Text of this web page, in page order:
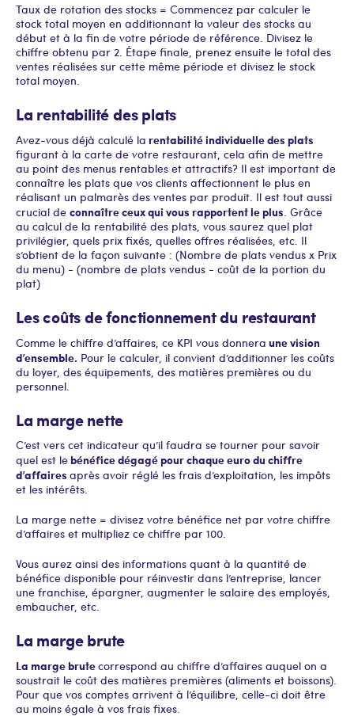
Taux de rotation des stocks = Commencez par calculer le
stock total moyen en additionnant la valeur des stocks au
début et à la fin de votre période de référence. Divisez le
chiffre obtenu par 2. Étape finale, prenez ensuite le total des
ventes réalisées sur cette même période et divisez le stock
total moyen.
La rentabilité des plats
Avez-vous déjà calculé la rentabilité individuelle des plats
figurant à la carte de votre restaurant, cela afin de mettre
au point des menus rentables et attractifs ? Il est important de
connaître les plats que vos clients affectionnent le plus en
réalisant un palmarès des ventes par produit. Il est tout aussi
crucial de connaître ceux qui vous rapportent le plus . Grâce
au calcul de la rentabilité des plats, vous saurez quel plat
privilégier, quels prix fixés, quelles offres réalisées, etc. Il
s’obtient de la façon suivante : (Nombre de plats vendus x Prix
du menu) - (nombre de plats vendus - coût de la portion du
plat)
Les coûts de fonctionnement du restaurant
Comme le chiffre d’affaires, ce KPI vous donnera une vision
d’ensemble. Pour le calculer, il convient d’additionner les coûts
du loyer, des équipements, des matières premières ou du
personnel.
La marge nette
C’est vers cet indicateur qu’il faudra se tourner pour savoir
quel est lebénéfice dégagé pour chaque euro du chiffre
d’affaires après avoir réglé les frais d’exploitation, les impôts
et les intérêts.
La marge nette = divisez votre bénéfice net par votre chiffre
d’affaires et multipliez ce chiffre par 100.
Vous aurez ainsi des informations quant à la quantité de
bénéfice disponible pour réinvestir dans l’entreprise, lancer
une franchise, épargner, augmenter le salaire des employés,
embaucher, etc.
La marge brute
La marge brutecorrespond au chiffre d’affaires auquel on a
soustrait le coût des matières premières (aliments et boissons).
Pour que vos comptes arrivent à l’équilibre, celle-ci doit être
au moins égale à vos frais fixes.